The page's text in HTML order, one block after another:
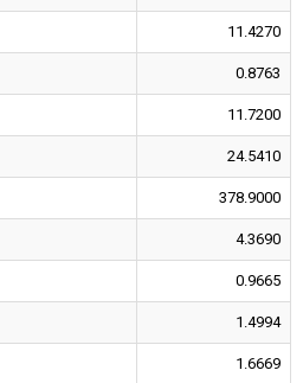
11.4270
0.8763
11.7200
24.5410
378.9000
4.3690
0.9665
1.4994
1.6669